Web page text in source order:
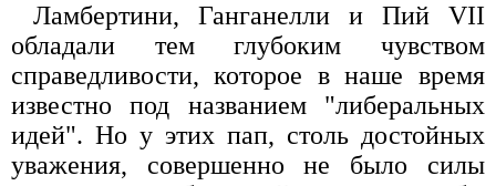
Ламбертини, Ганганелли и Пий VII
обладали тем глубоким чувством
справедливости, которое в наше время
известно под названием "либеральных
идей". Но у этих пап, столь достойных
уважения, совершенно не было силы